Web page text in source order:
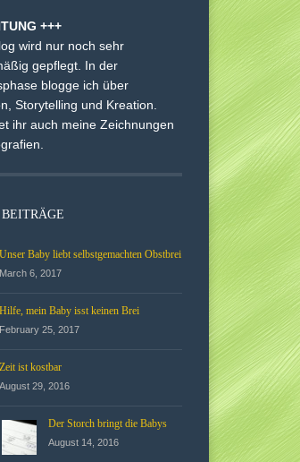
+++
wird nur noch sehr
gepflegt. In der
blogge ich über
Storytelling und Kreation.
ihr auch meine Zeichnungen
Unser Baby liebt selbstgemachten Obstbrei
March 6, 2017
Hilfe, mein Baby isst keinen Brei
February 25, 2017
Zeit ist kostbar
August 29, 2016
Der Storch bringt die Babys
August 14, 2016